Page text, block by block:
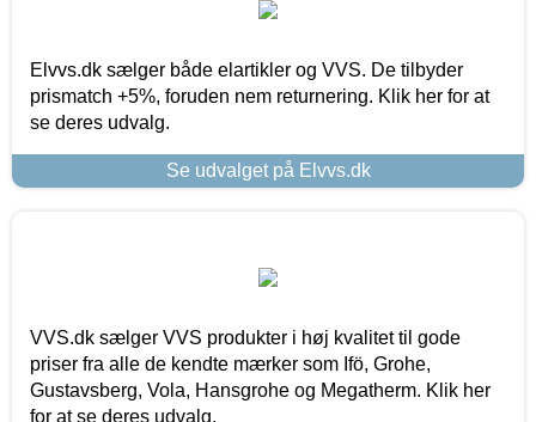
Elvvs.dk sælger både elartikler og VVS. De tilbyder
prismatch +5%, foruden nem returnering. Klik her for at
se deres udvalg.
Se udvalget på Elvvs.dk
VVS.dk sælger VVS produkter i høj kvalitet til gode
priser fra alle de kendte mærker som Ifö, Grohe,
Gustavsberg, Vola, Hansgrohe og Megatherm. Klik her
for at se deres udvalg.